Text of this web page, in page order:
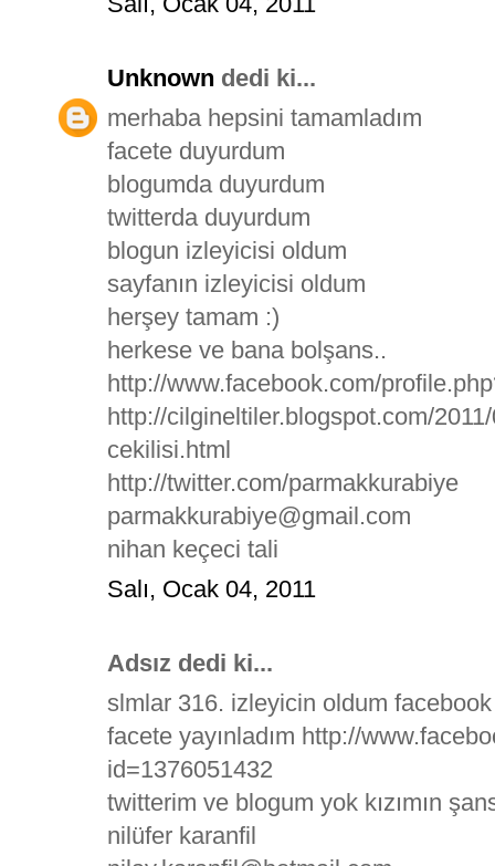
Unknown dedi ki...
merhaba hepsini tamamladım
facete duyurdum
blogumda duyurdum
twitterda duyurdum
blogun izleyicisi oldum
sayfanın izleyicisi oldum
herşey tamam :)
herkese ve bana bolşans..
http://www.facebook.com/
http://cilgineltiler.blogspot.com/
cekilisi.html
http://twitter.com/parmakkurabiye
parmakkurabiye@gmail.com
nihan keçeci tali
Salı, Ocak 04, 2011
Adsız dedi ki...
slmlar 316. izleyicin oldum facebook
facete yayınladım http://
id=1376051432
twitterim ve blogum yok kızımın
nilüfer karanfil